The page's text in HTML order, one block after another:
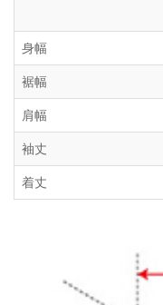
身幅
裾幅
肩幅
袖丈
着丈